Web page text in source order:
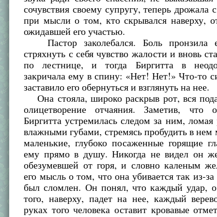
сочувствия своему супругу, теперь дрожала
при мысли о том, кто скрывался наверху,
ожидавшей его участью.
Пастор заколебался. Боль пронзила
стряхнуть с себя чувство жалости и вновь
по лестнице, и тогда Биргитта в
закричала ему в спину: «Нет! Нет!» Что-то
заставило его обернуться и взглянуть на нее.
Она стояла, широко раскрыв рот, вся
олицетворение отчаяния. Заметив, что
Биргитта устремилась следом за ним,
влажными губами, стремясь пробудить в нем
маленькие, глубоко посаженные горящие
ему прямо в душу. Никогда не видел он
обезумевшей от горя, и словно каленым
его мысль о том, что она убивается так из-
был сломлен. Он понял, что каждый удар,
того, наверху, падет на нее, каждый
руках того человека оставит кровавые